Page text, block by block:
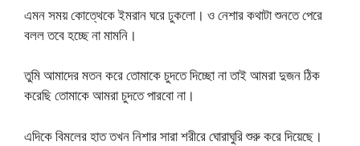
এমন সময় কোত্থেকে ইমরান ঘরে ঢুকলো। ও নেশার কথাটা শুনতে পেরে
বলল তবে হচ্ছে না মামনি।
তুমি আমাদের মতন করে তোমাকে চুদতে দিচ্ছো না তাই আমরা দুজন ঠিক
করেছি তোমাকে আমরা চুদতে পারবো না।
এদিকে বিমলের হাত তখন নিশার সারা শরীরে ঘোরাঘুরি শুরু করে দিয়েছে।